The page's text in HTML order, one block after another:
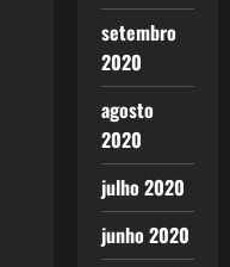
setembro
2020
agosto
2020
julho 2020
junho 2020